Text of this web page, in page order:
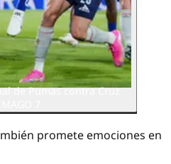
de Pumas contra Cruz
promete emociones en